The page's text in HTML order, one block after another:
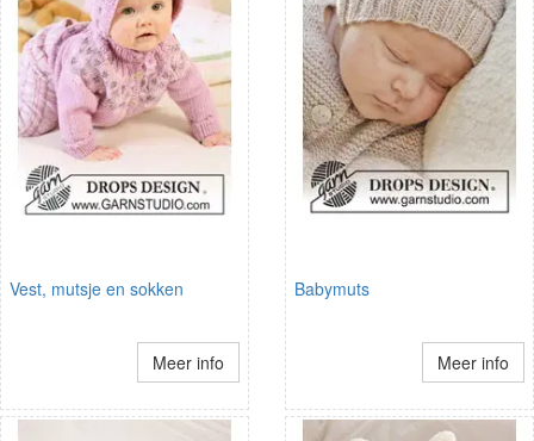
Vest, mutsje en sokken
Meer info
Babymuts
Meer info